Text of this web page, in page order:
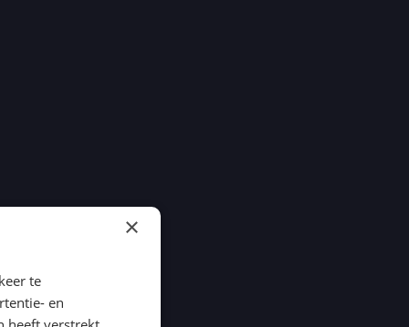
×
te
en